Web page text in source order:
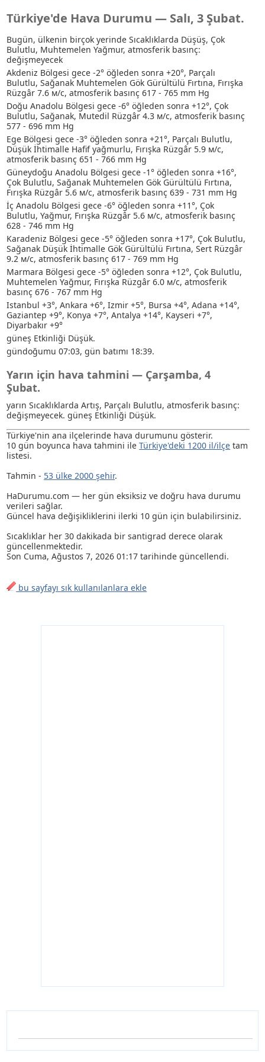
Türkiye'de Hava Durumu — Salı, 3 Şubat.
Bugün, ülkenin birçok yerinde Sıcaklıklarda Düşüş, Çok
Bulutlu, Muhtemelen Yağmur, atmosferik basınç:
değişmeyecek
Akdeniz Bölgesi gece -2° öğleden sonra +20°, Parçalı
Bulutlu, Sağanak Muhtemelen Gök Gürültülü Fırtına, Fırışka
Rüzgâr 7.6 м/с, atmosferik basınç 617 - 765 mm Hg
Doğu Anadolu Bölgesi gece -6° öğleden sonra +12°, Çok
Bulutlu, Sağanak, Mutedil Rüzgâr 4.3 м/с, atmosferik basınç
577 - 696 mm Hg
Ege Bölgesi gece -3° öğleden sonra +21°, Parçalı Bulutlu,
Düşük İhtimalle Hafif yağmurlu, Fırışka Rüzgâr 5.9 м/с,
atmosferik basınç 651 - 766 mm Hg
Güneydoğu Anadolu Bölgesi gece -1° öğleden sonra +16°,
Çok Bulutlu, Sağanak Muhtemelen Gök Gürültülü Fırtına,
Fırışka Rüzgâr 5.6 м/с, atmosferik basınç 639 - 731 mm Hg
İç Anadolu Bölgesi gece -6° öğleden sonra +11°, Çok
Bulutlu, Yağmur, Fırışka Rüzgâr 5.6 м/с, atmosferik basınç
628 - 746 mm Hg
Karadeniz Bölgesi gece -5° öğleden sonra +17°, Çok Bulutlu,
Sağanak Düşük İhtimalle Gök Gürültülü Fırtına, Sert Rüzgâr
9.2 м/с, atmosferik basınç 617 - 769 mm Hg
Marmara Bölgesi gece -5° öğleden sonra +12°, Çok Bulutlu,
Muhtemelen Yağmur, Fırışka Rüzgâr 6.0 м/с, atmosferik
basınç 676 - 767 mm Hg
Istanbul +3°, Ankara +6°, Izmir +5°, Bursa +4°, Adana +14°,
Gaziantep +9°, Konya +7°, Antalya +14°, Kayseri +7°,
Diyarbakır +9°
güneş Etkinliği Düşük.
gündoğumu 07:03, gün batımı 18:39.
Yarın için hava tahmini — Çarşamba, 4
Şubat.
yarın Sıcaklıklarda Artış, Parçalı Bulutlu, atmosferik basınç:
değişmeyecek. güneş Etkinliği Düşük.
Türkiye'nin ana ilçelerinde hava durumunu gösterir.
10 gün boyunca hava tahmini ileTürkiye'deki 1200 il/ilçe tam
listesi.
Tahmin - 53 ülke 2000 şehir.
HaDurumu.com — her gün eksiksiz ve doğru hava durumu
verileri sağlar.
Güncel hava değişikliklerini ilerki 10 gün için bulabilirsiniz.
Sıcaklıklar her 30 dakikada bir santigrad derece olarak
güncellenmektedir.
Son Cuma, Ağustos 7, 2026 01:17 tarihinde güncellendi.
bu sayfayı sık kullanılanlara ekle